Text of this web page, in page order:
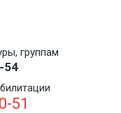
группам
54
51